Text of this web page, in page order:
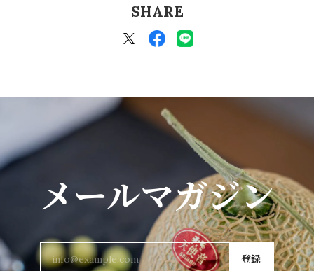
SHARE
メールマガジン
登録